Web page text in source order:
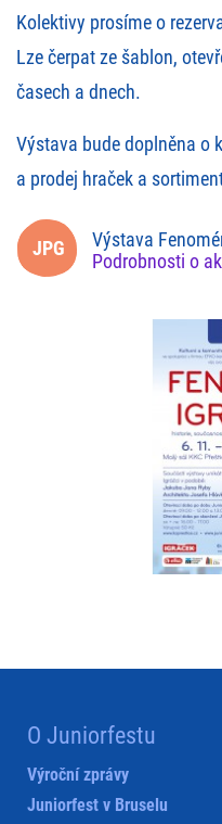
Kolektivy prosíme o
Lze čerpat ze šablon,
časech a dnech.
Výstava bude doplněna o
a prodej hraček a
Výstava
Podrobnosti o
O Juniorfestu
Výroční zprávy
Juniorfest v Bruselu